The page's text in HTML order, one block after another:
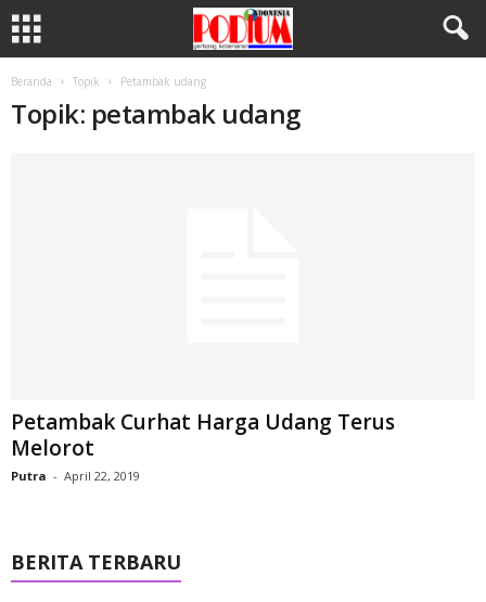
Beranda Topik Petambak udang
Topik: petambak udang
Petambak Curhat Harga Udang Terus
Melorot
Putra - April 22, 2019
BERITA TERBARU